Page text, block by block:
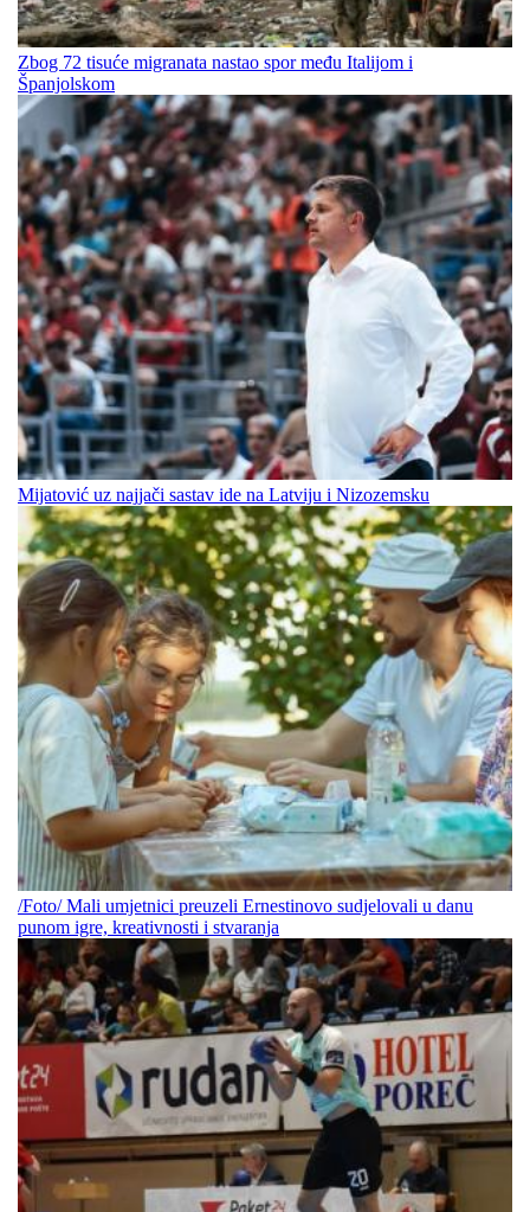
Zbog 72 tisuće migranata nastao spor među Italijom i
Španjolskom
Mijatović uz najjači sastav ide na Latviju i Nizozemsku
/Foto/ Mali umjetnici preuzeli Ernestinovo sudjelovali u danu
punom igre, kreativnosti i stvaranja